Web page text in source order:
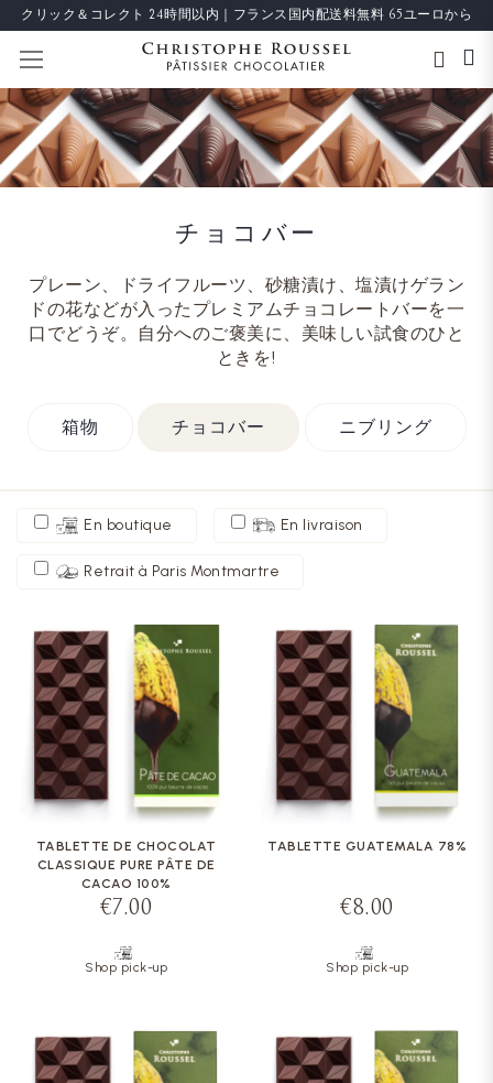
クリック＆コレクト 24時間以内｜フランス国内配送料無料 65ユーロから
チョコバー
プレーン、ドライフルーツ、砂糖漬け、塩漬けゲラン
ドの花などが入ったプレミアムチョコレートバーを一
口でどうぞ。自分へのご褒美に、美味しい試食のひと
ときを!
En boutique En livraison
Retrait à Paris Montmartre
箱物 チョコバー ニブリング
TABLETTE DE CHOCOLAT
CLASSIQUE PURE PÂTE DE
CACAO 100%
€7.00
Shop pick-up
TABLETTE GUATEMALA 78%
€8.00
Shop pick-up